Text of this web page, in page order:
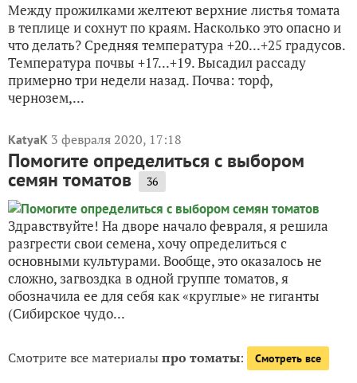
Между прожилками желтеют верхние листья томата
в теплице и сохнут по краям. Насколько это опасно и
что делать? Средняя температура +20...+25 градусов.
Температура почвы +17...+19. Высадил рассаду
примерно три недели назад. Почва: торф,
чернозем,...
KatyaK 3 февраля 2020, 17:18
Помогите определиться с выбором
семян томатов 36
Здравствуйте! На дворе начало февраля, я решила
разгрести свои семена, хочу определиться с
основными культурами. Вообще, это оказалось не
сложно, загвоздка в одной группе томатов, я
обозначила ее для себя как «круглые» не гиганты
(Сибирское чудо...
Смотрите все материалыпро томаты: Смотреть все